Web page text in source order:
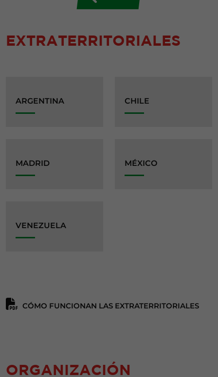
EXTRATERRITORIALES
ARGENTINA CHILE
MADRID MÉXICO
VENEZUELA
CÓMO FUNCIONAN LAS EXTRATERRITORIALES
ORGANIZACIÓN